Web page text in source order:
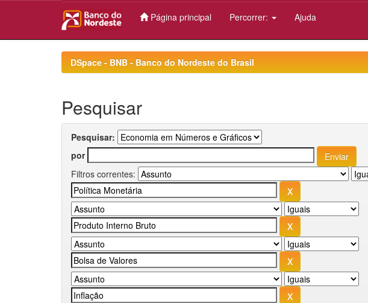
Página principal Percorrer: Ajuda
DSpace - BNB - Banco do Nordeste do Brasil
Pesquisar
Pesquisar:
por
Filtros correntes: